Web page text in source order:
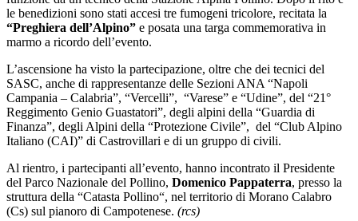
le benedizioni sono stati accesi tre fumogeni tricolore, recitata la
“Preghiera dell’Alpino” e posata una targa commemorativa in
marmo a ricordo dell’evento.
L’ascensione ha visto la partecipazione, oltre che dei tecnici del
SASC, anche di rappresentanze delle Sezioni ANA “Napoli
Campania – Calabria”, “Vercelli”, “Varese” e “Udine”, del “21°
Reggimento Genio Guastatori”, degli alpini della “Guardia di
Finanza”, degli Alpini della “Protezione Civile”, del “Club Alpino
Italiano (CAI)” di Castrovillari e di un gruppo di civili.
Al rientro, i partecipanti all’evento, hanno incontrato il Presidente
del Parco Nazionale del Pollino, Domenico Pappaterra, presso la
struttura della “Catasta Pollino“, nel territorio di Morano Calabro
(Cs) sul pianoro di Campotenese. (rcs)